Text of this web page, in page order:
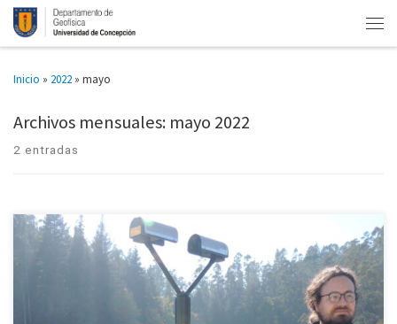
Inicio » 2022 » mayo
Archivos mensuales: mayo 2022
2 entradas
Cinco instrumentos conforman el Observatorio de Ríos Atmosférico (ORA)